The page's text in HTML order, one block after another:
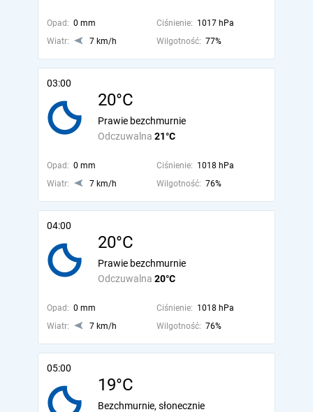
Opad: 0 mm Ciśnienie: 1017 hPa
Wiatr:
7 km/h Wilgotność: 77%
03:00
20°C
Odczuwalna 21°C
Prawie bezchmurnie
Opad: 0 mm Ciśnienie: 1018 hPa
Wiatr:
7 km/h Wilgotność: 76%
04:00
20°C
Odczuwalna 20°C
Prawie bezchmurnie
Opad: 0 mm Ciśnienie: 1018 hPa
Wiatr:
7 km/h Wilgotność: 76%
05:00
19°C
Bezchmurnie, słonecznie